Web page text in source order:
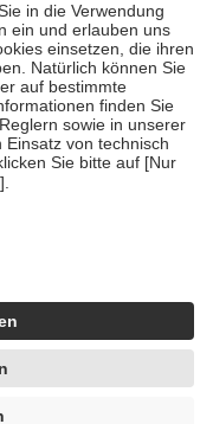
18. Lebensjahr
die von der
echte Bewertungen
künstlicher